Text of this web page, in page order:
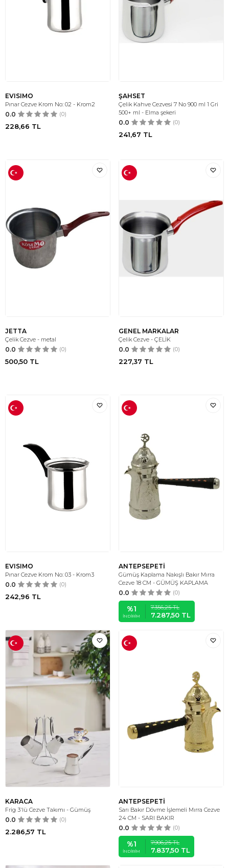
EVISIMO
Pınar Cezve Krom No: 02 - Krom2
0.0 (0)
228,66 TL
ŞAHSET
Çelik Kahve Cezvesi 7 No 900 ml 1 Gri
500+ ml - Elma şekeri
0.0 (0)
241,67 TL
JETTA
Çelik Cezve - metal
0.0 (0)
500,50 TL
GENEL MARKALAR
Çelik Cezve - ÇELİK
0.0 (0)
227,37 TL
EVISIMO
Pınar Cezve Krom No: 03 - Krom3
0.0 (0)
242,96 TL
ANTEPSEPETİ
Gümüş Kaplama Nakışlı Bakır Mırra
Cezve 18 CM - GÜMÜŞ KAPLAMA
0.0 (0)
%1
İNDIRIM
7.356,25TL
7.287,50 TL
KARACA
Frig 3'lü Cezve Takımı - Gümüş
0.0 (0)
2.286,57 TL
ANTEPSEPETİ
Sarı Bakır Dövme İşlemeli Mırra Cezve
24 CM - SARI BAKIR
0.0 (0)
%1
İNDIRIM
7.906,25TL
7.837,50 TL